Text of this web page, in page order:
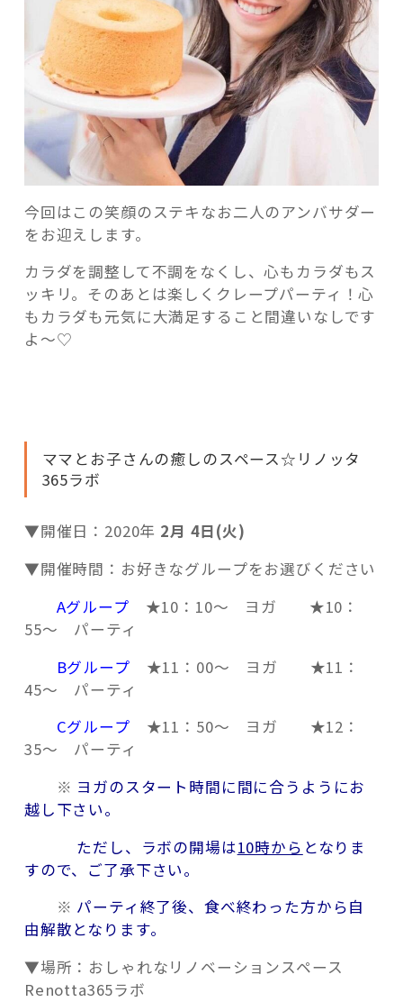
今回はこの笑顔のステキなお二人のアンバサダー
をお迎えします。
カラダを調整して不調をなくし、心もカラダもス
ッキリ。そのあとは楽しくクレープパーティ！心
もカラダも元気に大満足すること間違いなしです
よ〜♡
ママとお子さんの癒しのスペース☆リノッタ
365ラボ
▼開催日：2020年 2月 4日(火)
▼開催時間：お好きなグループをお選びください
Aグループ ★10： 10〜 ヨガ ★10：
55〜 パーティ
Bグループ ★11：00〜 ヨガ ★11：
45〜 パーティ
Cグループ ★11：50〜 ヨガ ★12：
35〜 パーティ
※ ヨガのスタート時間に間に合うようにお
越し下さい。
ただし、ラボの開場は10時から となりま
すので、ご了承下さい。
※ パーティ終了後、食べ終わった方から自
由解散となります。
▼場所：おしゃれなリノベーションスペース
Renotta365ラボ